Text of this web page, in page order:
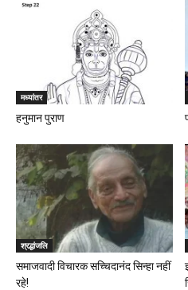
मध्यांतर
हनुमान पुराण
श्रद्धांजलि
समाजवादी विचारक सच्चिदानंद सिन्हा नहीं
रहे!